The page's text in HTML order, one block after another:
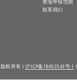
奖项申报范围
联系我们
版权所有 | 沪ICP备18002543号-1